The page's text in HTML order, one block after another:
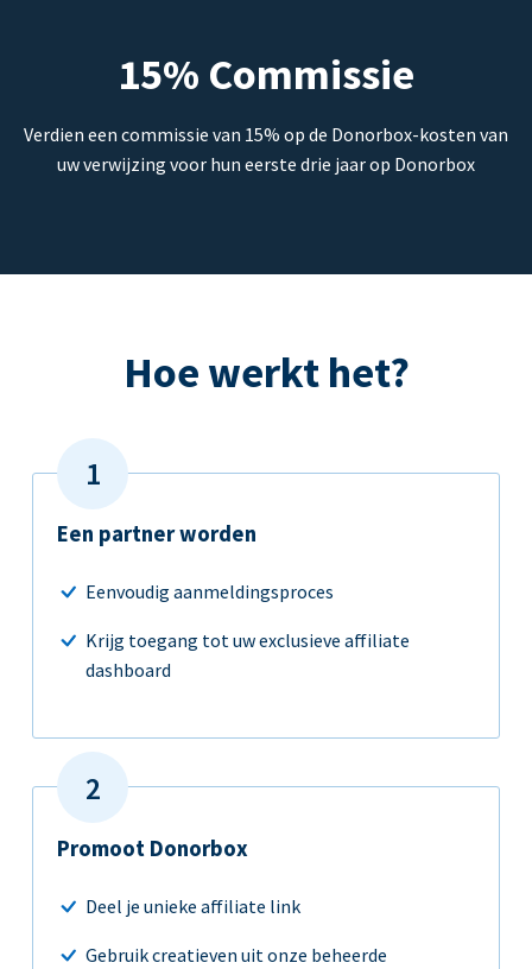
15% Commissie
Verdien een commissie van 15% op de Donorbox-kosten van
uw verwijzing voor hun eerste drie jaar op Donorbox
Hoe werkt het?
Een partner worden
Eenvoudig aanmeldingsproces
Krijg toegang tot uw exclusieve affiliate
dashboard
Promoot Donorbox
Deel je unieke affiliate link
Gebruik creatieven uit onze beheerde